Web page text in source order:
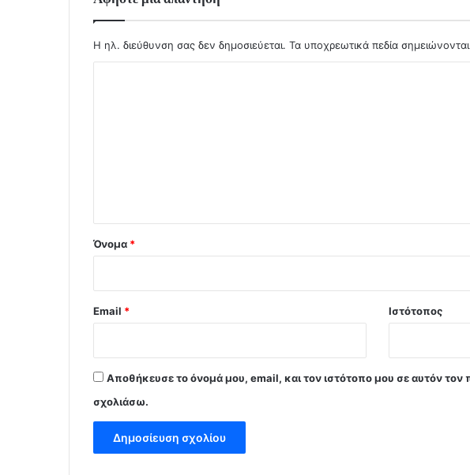
Η ηλ. διεύθυνση σας δεν δημοσιεύεται. Τα υποχρεωτικά πεδία
Όνομα *
Email * Ιστότοπος
Αποθήκευσε το όνομά μου, email, και τον ιστότοπο μου σε αυτόν
σχολιάσω.